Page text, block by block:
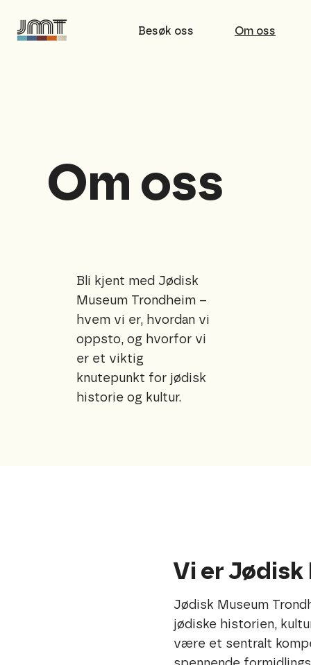
Besøk oss Om oss
Om oss
Bli kjent med Jødisk
Museum Trondheim –
hvem vi er, hvordan vi
oppsto, og hvorfor vi
er et viktig
knutepunkt for jødisk
historie og kultur.
Vi er Jødisk
Jødisk Museum
jødiske historien,
være et sentralt